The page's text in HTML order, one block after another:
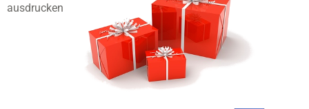
ausdrucken